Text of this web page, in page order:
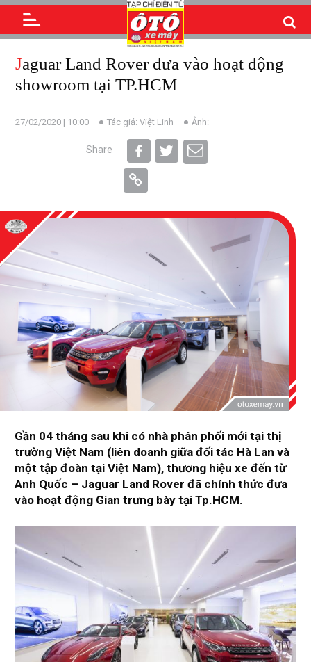
Jaguar Land Rover đưa vào hoạt động
showroom tại TP.HCM
27/02/2020 | 10:00 Tác giả: Việt Linh Ảnh:
Share
Gần 04 tháng sau khi có nhà phân phối mới tại thị
trường Việt Nam (liên doanh giữa đối tác Hà Lan và
một tập đoàn tại Việt Nam), thương hiệu xe đến từ
Anh Quốc – Jaguar Land Rover đã chính thức đưa
vào hoạt động Gian trưng bày tại Tp.HCM.